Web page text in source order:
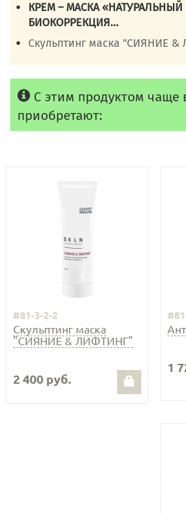
КРЕМ – МАСКА
БИОКОРРЕКЦИЯ...
Скульптинг маска "СИЯНИЕ
С этим продуктом чаще
приобретают:
#81-3-2-2
Скульптинг маска
"СИЯНИЕ & ЛИФТИНГ"
2 400 руб.
1